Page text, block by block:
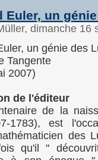
Euler, un
dimanche
un génie des
Tangente
2007)
de l'éditeur
de la
1783), est
des
qu'il "